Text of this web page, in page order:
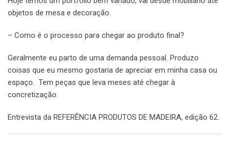
objetos de mesa e decoração.
– Como é o processo para chegar ao produto final?
Geralmente eu parto de uma demanda pessoal. Produzo
coisas que eu mesmo gostaria de apreciar em minha casa ou
espaço. Tem peças que leva meses até chegar à
concretização.
Entrevista da REFERÊNCIA PRODUTOS DE MADEIRA, edição 62.